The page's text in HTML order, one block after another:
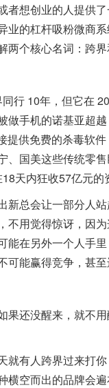
想创业的人提供了
业的杠杆吸粉微商
个核心名词：跨界
10年，但它在
做手机的诺基亚
提供免费的杀毒软
、国美这些传统零
天内狂收57亿元
总会让一部分人站
不用觉得惊讶，因
能在另外一个人手
能赢得竞争，甚至
还没醒来，就不用
有人跨界过来打你
横空而出的品牌会